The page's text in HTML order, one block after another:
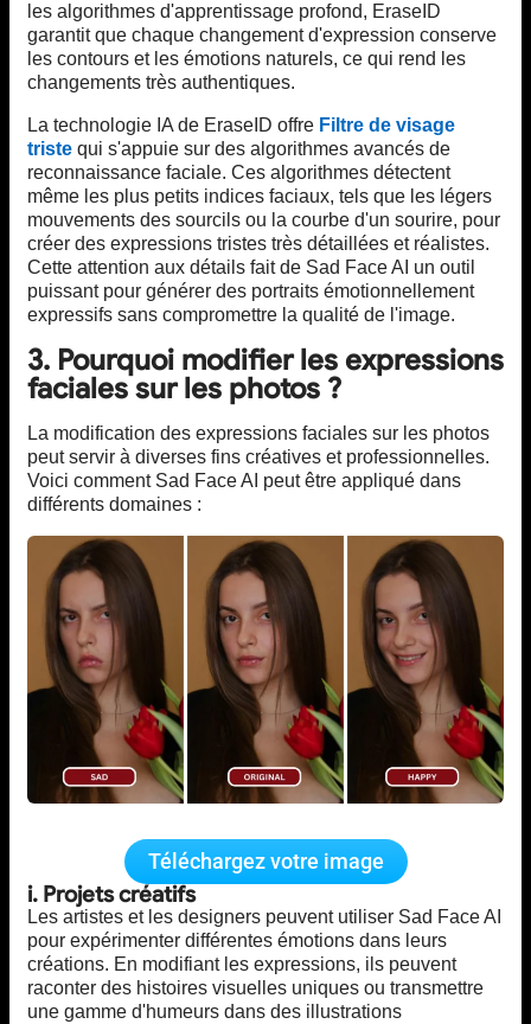
les algorithmes d'apprentissage profond, EraseID
garantit que chaque changement d'expression conserve
les contours et les émotions naturels, ce qui rend les
changements très authentiques.
La technologie IA de EraseID offre Filtre de visage
triste qui s'appuie sur des algorithmes avancés de
reconnaissance faciale. Ces algorithmes détectent
même les plus petits indices faciaux, tels que les légers
mouvements des sourcils ou la courbe d'un sourire, pour
créer des expressions tristes très détaillées et réalistes.
Cette attention aux détails fait de Sad Face AI un outil
puissant pour générer des portraits émotionnellement
expressifs sans compromettre la qualité de l'image.
3. Pourquoi modifier les expressions
faciales sur les photos ?
La modification des expressions faciales sur les photos
peut servir à diverses fins créatives et professionnelles.
Voici comment Sad Face AI peut être appliqué dans
différents domaines :
Téléchargez votre image
i. Projets créatifs
Les artistes et les designers peuvent utiliser Sad Face AI
pour expérimenter différentes émotions dans leurs
créations. En modifiant les expressions, ils peuvent
raconter des histoires visuelles uniques ou transmettre
une gamme d'humeurs dans des illustrations